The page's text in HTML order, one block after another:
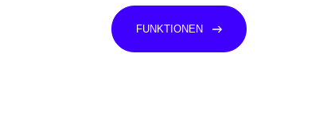
FUNKTIONEN